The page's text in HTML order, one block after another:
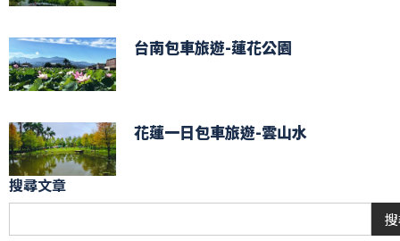
台南包車旅遊-蓮花公園
花蓮一日包車旅遊-雲山水
搜尋文章